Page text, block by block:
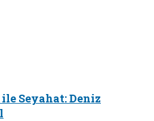
Seyahat: Deniz